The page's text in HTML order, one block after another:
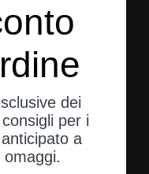
dei
per i
a